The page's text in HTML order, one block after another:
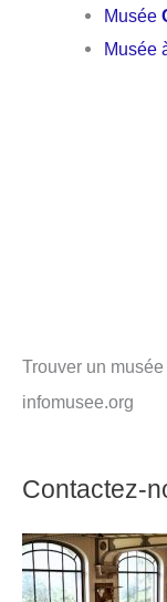
Musée
Musée
Trouver un
infomusee.org
Contactez-